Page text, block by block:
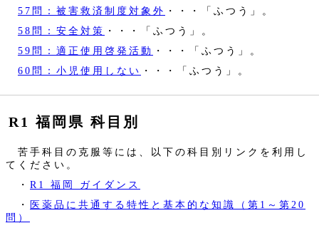
57問：被害救済制度対象外 ・・・「ふつう」。
58問：安全対策 ・・・「ふつう」。
59問：適正使用啓発活動
・・・「ふつう」。
60問：小児使用しない ・・・「ふつう」。
R1 福岡県 科目別
苦手科目の克服等には、以下の科目別リンクを利用し
てください。
・ R1 福岡 ガイダンス
・
医薬品に共通する特性と基本的な知識（第1～第20
問）